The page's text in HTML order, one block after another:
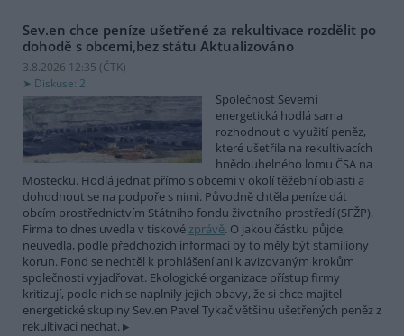
Sev.en chce peníze ušetřené za rekultivace rozdělit po
dohodě s obcemi,bez státu Aktualizováno
3.8.2026 12:35 (ČTK)
Diskuse: 2
Společnost Severní
energetická hodlá sama
rozhodnout o využití peněz,
které ušetřila na rekultivacích
hnědouhelného lomu ČSA na
Mostecku. Hodlá jednat přímo s obcemi v okolí těžební oblasti a
dohodnout se na podpoře s nimi. Původně chtěla peníze dát
obcím prostřednictvím Státního fondu životního prostředí (SFŽP).
Firma to dnes uvedla v tiskovézprávě. O jakou částku půjde,
neuvedla, podle předchozích informací by to měly být stamiliony
korun. Fond se nechtěl k prohlášení ani k avizovaným krokům
společnosti vyjadřovat. Ekologické organizace přístup firmy
kritizují, podle nich se naplnily jejich obavy, že si chce majitel
energetické skupiny Sev.en Pavel Tykač většinu ušetřených peněz z
rekultivací nechat.